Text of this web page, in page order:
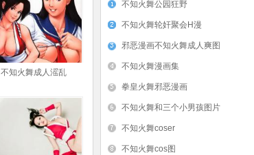
不知火舞成人滛乱
不知火舞公园狂野
不知火舞轮奸聚会H漫
邪恶漫画不知火舞成人爽图
不知火舞漫画集
拳皇火舞邪恶漫画
不知火舞和三个小男孩图片
不知火舞coser
不知火舞cos图